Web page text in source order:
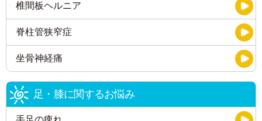
椎間板ヘルニア
脊柱管狭窄症
坐骨神経痛
足・膝に関するお悩み